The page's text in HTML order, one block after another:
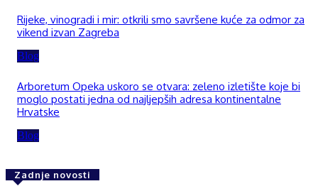
Rijeke, vinogradi i mir: otkrili smo savršene kuće za odmor za
vikend izvan Zagreba
Blog
Arboretum Opeka uskoro se otvara: zeleno izletište koje bi
moglo postati jedna od najljepših adresa kontinentalne
Hrvatske
Blog
Zadnje novosti